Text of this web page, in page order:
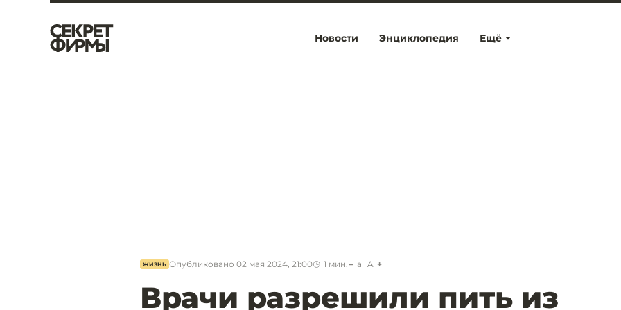
Ещё
Новости Энциклопедия
ЖИЗНЬ Опубликовано 02 мая 2024, 21:00 1 мин. a A
Врачи разрешили пить из